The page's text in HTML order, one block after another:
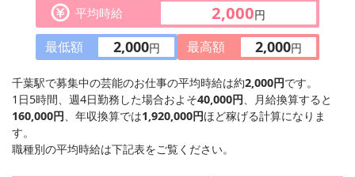
平均時給 2,000円
最低額 2,000円 最高額 2,000円
千葉駅で募集中の芸能のお仕事の平均時給は約2,000円です。
1日5時間、週4日勤務した場合およそ40,000円、月給換算すると
160,000円、年収換算では1,920,000円ほど稼げる計算になりま
す。
職種別の平均時給は下記表をご覧ください。